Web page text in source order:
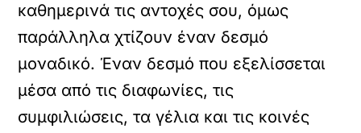
καθημερινά τις αντοχές σου, όμως
παράλληλα χτίζουν έναν δεσμό
μοναδικό. Έναν δεσμό που εξελίσσεται
μέσα από τις διαφωνίες, τις
συμφιλιώσεις, τα γέλια και τις κοινές